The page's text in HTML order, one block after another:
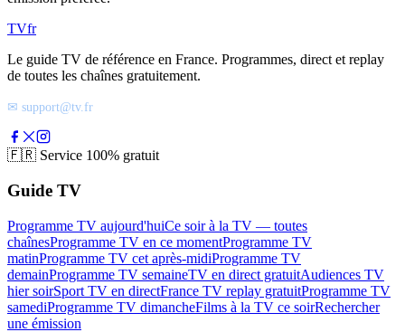
TVfr
Le guide TV de référence en France. Programmes, direct et replay
de toutes les chaînes gratuitement.
✉ support@tv.fr
🇫🇷 Service 100% gratuit
Guide TV
Programme TV aujourd'huiCe soir à la TV — toutes
chaînesProgramme TV en ce momentProgramme TV
matinProgramme TV cet après-midiProgramme TV
demainProgramme TV semaineTV en direct gratuitAudiences TV
hier soirSport TV en directFrance TV replay gratuitProgramme TV
samediProgramme TV dimancheFilms à la TV ce soirRechercher
une émission